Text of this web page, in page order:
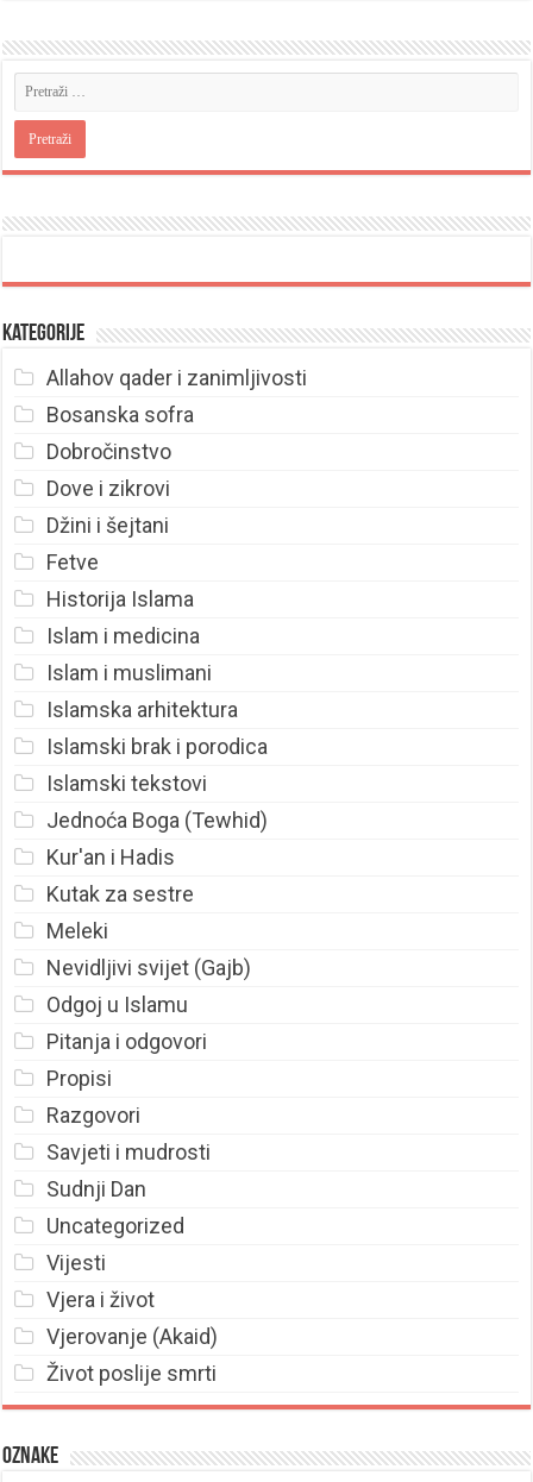
Kategorije
Allahov qader i zanimljivosti
Bosanska sofra
Dobročinstvo
Dove i zikrovi
Džini i šejtani
Fetve
Historija Islama
Islam i medicina
Islam i muslimani
Islamska arhitektura
Islamski brak i porodica
Islamski tekstovi
Jednoća Boga (Tewhid)
Kur'an i Hadis
Kutak za sestre
Meleki
Nevidljivi svijet (Gajb)
Odgoj u Islamu
Pitanja i odgovori
Propisi
Razgovori
Savjeti i mudrosti
Sudnji Dan
Uncategorized
Vijesti
Vjera i život
Vjerovanje (Akaid)
Život poslije smrti
Oznake